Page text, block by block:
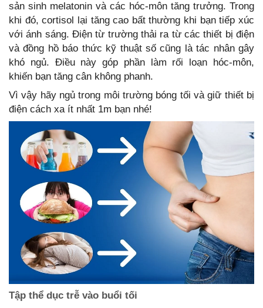
sản sinh melatonin và các hóc-môn tăng trưởng. Trong
khi đó, cortisol lại tăng cao bất thường khi bạn tiếp xúc
với ánh sáng. Điện từ trường thải ra từ các thiết bị điện
và đồng hồ báo thức kỹ thuật số cũng là tác nhân gây
khó ngủ. Điều này góp phần làm rối loạn hóc-môn,
khiến bạn tăng cân không phanh.
Vì vậy hãy ngủ trong môi trường bóng tối và giữ thiết bị
điện cách xa ít nhất 1m bạn nhé!
Tập thể dục trễ vào buổi tối